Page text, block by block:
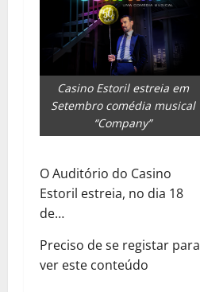
Casino Estoril estreia em
Setembro comédia musical
“Company”
O Auditório do Casino
Estoril estreia, no dia 18
de…
Preciso de se registar para
ver este conteúdo